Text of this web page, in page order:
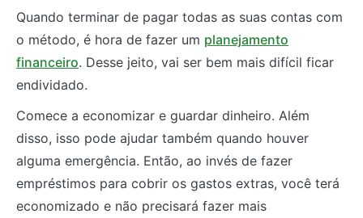
Quando terminar de pagar todas as suas contas com
o método, é hora de fazer um planejamento
financeiro. Desse jeito, vai ser bem mais difícil ficar
endividado.
Comece a economizar e guardar dinheiro. Além
disso, isso pode ajudar também quando houver
alguma emergência. Então, ao invés de fazer
empréstimos para cobrir os gastos extras, você terá
economizado e não precisará fazer mais